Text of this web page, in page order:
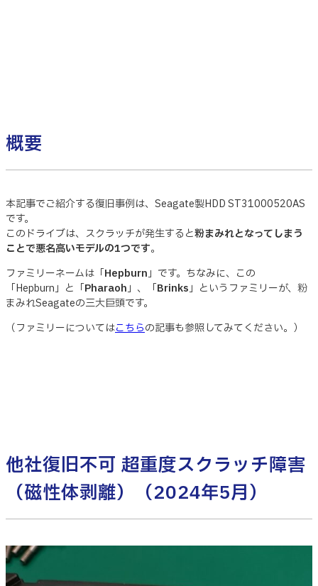
概要
本記事でご紹介する復旧事例は、Seagate製HDD ST31000520AS
です。
このドライブは、スクラッチが発生すると粉まみれとなってしまう
ことで悪名高いモデルの1つです。
ファミリーネームは「Hepburn」です。ちなみに、この
「Hepburn」と「Pharaoh」、「Brinks」というファミリーが、粉
まみれSeagateの三大巨頭です。
（ファミリーについてはこちらの記事も参照してみてください。）
他社復旧不可 超重度スクラッチ障害
（磁性体剥離）（2024年5月）